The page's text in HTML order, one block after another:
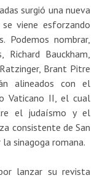
surgió una nueva
viene esforzando
Podemos nombrar,
Bauckham,
Brant Pitre
alineados con el
Vaticano II, el cual
el judaísmo y el
consistente de San
sinagoga romana.
lanzar su revista